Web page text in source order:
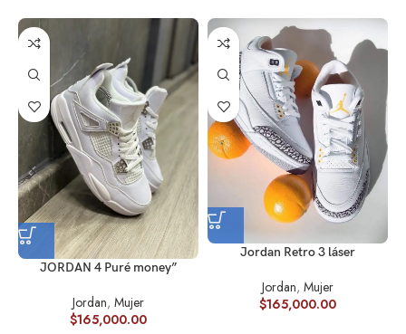
JORDAN 4 Puré money”
Jordan, Mujer
$165,000.00
Jordan Retro 3 láser
Jordan, Mujer
$165,000.00